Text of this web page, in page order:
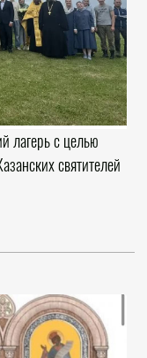
лагерь с целью
святителей